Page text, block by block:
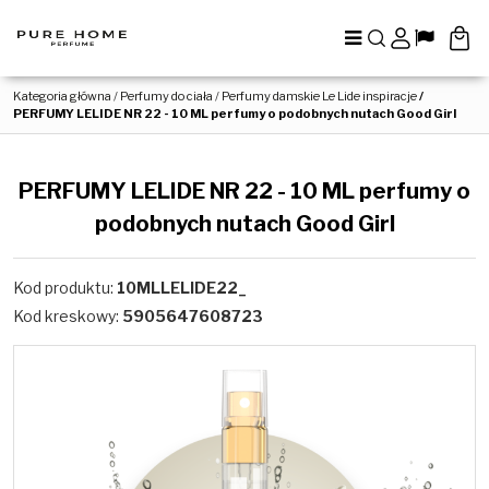
Menu
SzukajPanelLang
Kategoria główna / Perfumy do ciała / Perfumy damskie Le Lide inspiracje/
PERFUMY LELIDE NR 22 - 10 ML perfumy o podobnych nutach Good Girl
PERFUMY LELIDE NR 22 - 10 ML perfumy o
podobnych nutach Good Girl
Kod produktu: 10MLLELIDE22_
Kod kreskowy: 5905647608723